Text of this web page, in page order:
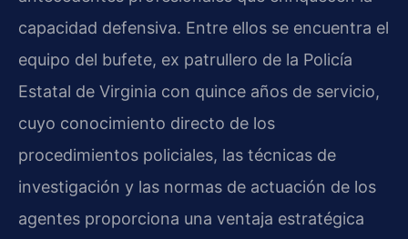
capacidad defensiva. Entre ellos se encuentra el
equipo del bufete, ex patrullero de la Policía
Estatal de Virginia con quince años de servicio,
cuyo conocimiento directo de los
procedimientos policiales, las técnicas de
investigación y las normas de actuación de los
agentes proporciona una ventaja estratégica